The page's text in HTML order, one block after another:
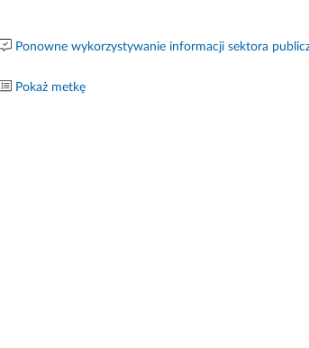
Ponowne wykorzystywanie informacji sektora
Pokaż metkę